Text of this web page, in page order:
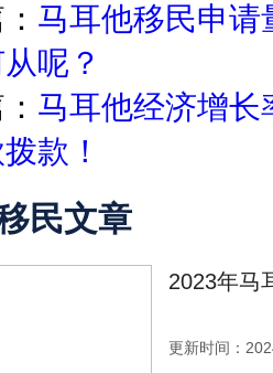
马耳他移民申
呢？
马耳他经济增长
款！
民文章
2023年马
更新时间：